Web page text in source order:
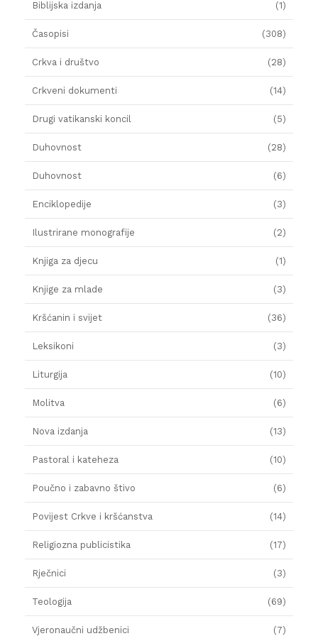
Biblijska izdanja (1)
Časopisi (308)
Crkva i društvo (28)
Crkveni dokumenti (14)
Drugi vatikanski koncil (5)
Duhovnost (28)
Duhovnost (6)
Enciklopedije (3)
Ilustrirane monografije (2)
Knjiga za djecu (1)
Knjige za mlade (3)
Kršćanin i svijet (36)
Leksikoni (3)
Liturgija (10)
Molitva (6)
Nova izdanja (13)
Pastoral i kateheza (10)
Poučno i zabavno štivo (6)
Povijest Crkve i kršćanstva (14)
Religiozna publicistika (17)
Rječnici (3)
Teologija (69)
Vjeronaučni udžbenici (7)